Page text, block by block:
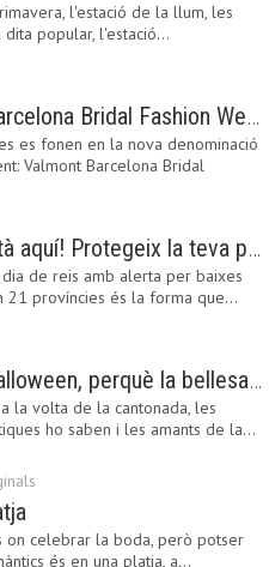
l'estació de la llum, les
dita popular, l'estació…
Valmont y Barcelona Bridal Fashion Week s’uneixen per donar impuls a la creativitat, la innovació i el disseny de la moda nupcial
es fonen en la nova denominació
Valmont Barcelona Bridal
El fred ja està aquí! Protegeix la teva pell amb els nostres consells i propostes
de reis amb alerta per baixes
21 províncies és la forma que…
Idees per Halloween, perquè la bellesa pot ser terrorífica
la volta de la cantonada, les
ho saben i les amants de la…
on celebrar la boda, però potser
és en una platja, a…